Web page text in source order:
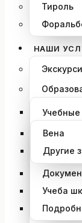
Тироль
НАШИ
Учебные
Вена
Другие
Учеба